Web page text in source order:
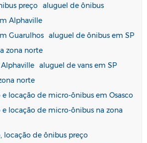
preço
aluguel de ônibus
Alphaville
Guarulhos aluguel de ônibus em SP
zona norte
aluguel de vans em SP
norte
locação de micro-ônibus em Osasco
locação de micro-ônibus na zona
locação de ônibus preço